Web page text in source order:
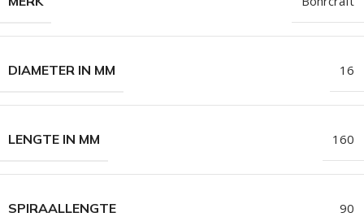
DIAMETER IN MM 16
LENGTE IN MM 160
SPIRAALLENGTE 90